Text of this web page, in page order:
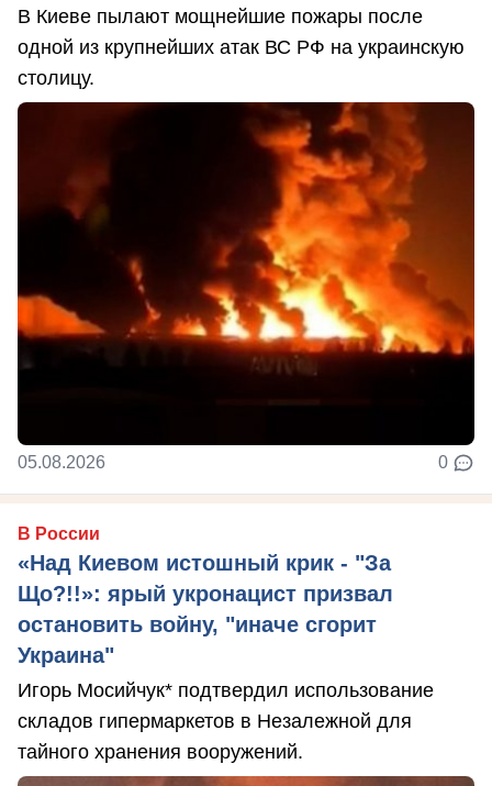
В Киеве пылают мощнейшие пожары после
одной из крупнейших атак ВС РФ на украинскую
столицу.
05.08.2026 0
В России
«Над Киевом истошный крик - "За
Що?!!»: ярый укронацист призвал
остановить войну, "иначе сгорит
Украина"
Игорь Мосийчук* подтвердил использование
складов гипермаркетов в Незалежной для
тайного хранения вооружений.